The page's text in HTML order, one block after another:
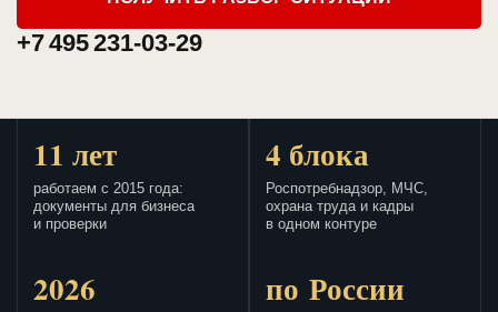
+7 495 231-03-29
11 лет
работаем с 2015 года:
документы для бизнеса
и проверки
4 блока
Роспотребнадзор, МЧС,
охрана труда и кадры
в одном контуре
2026 по России